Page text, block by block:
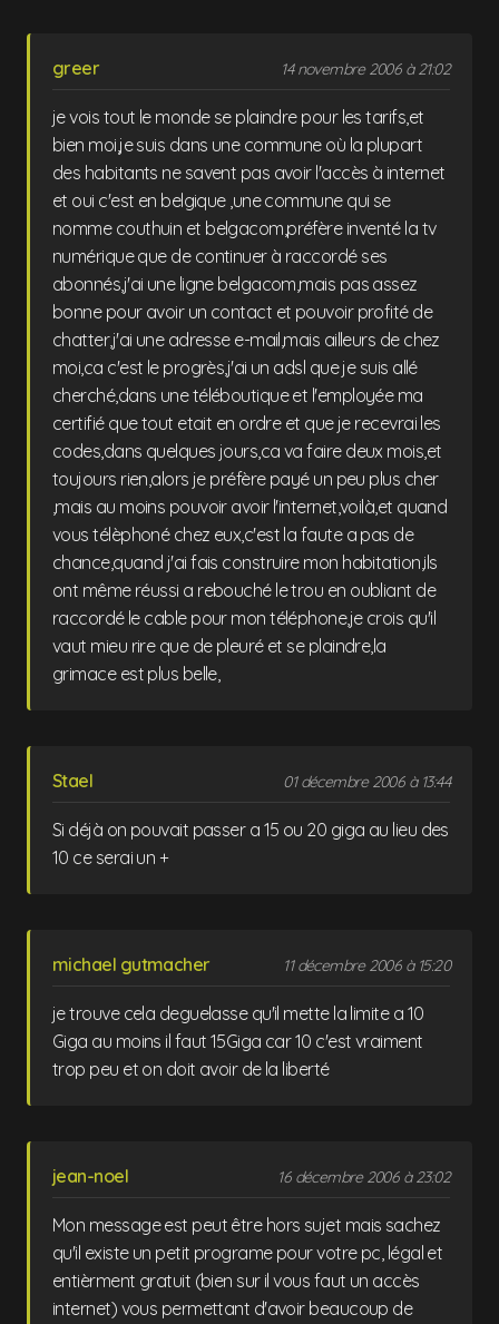
greer 14 novembre 2006 à 21:02
je vois tout le monde se plaindre pour les tarifs,et
bien moi,je suis dans une commune où la plupart
des habitants ne savent pas avoir l'accès à internet
et oui c'est en belgique ,une commune qui se
nomme couthuin et belgacom,préfère inventé la tv
numérique que de continuer à raccordé ses
abonnés,j'ai une ligne belgacom,mais pas assez
bonne pour avoir un contact et pouvoir profité de
chatter,j'ai une adresse e-mail,mais ailleurs de chez
moi,ca c'est le progrès,j'ai un adsl que je suis allé
cherché,dans une téléboutique et l'employée ma
certifié que tout etait en ordre et que je recevrai les
codes,dans quelques jours,ca va faire deux mois,et
toujours rien,alors je préfère payé un peu plus cher
,mais au moins pouvoir avoir l'internet,voilà,et quand
vous télèphoné chez eux,c'est la faute a pas de
chance,quand j'ai fais construire mon habitation,ils
ont même réussi a rebouché le trou en oubliant de
raccordé le cable pour mon téléphone,je crois qu'il
vaut mieu rire que de pleuré et se plaindre,la
grimace est plus belle,
Stael 01 décembre 2006 à 13:44
Si déjà on pouvait passer a 15 ou 20 giga au lieu des
10 ce serai un +
michael gutmacher 11 décembre 2006 à 15:20
je trouve cela deguelasse qu'il mette la limite a 10
Giga au moins il faut 15Giga car 10 c'est vraiment
trop peu et on doit avoir de la liberté
jean-noel 16 décembre 2006 à 23:02
Mon message est peut être hors sujet mais sachez
qu'il existe un petit programe pour votre pc, légal et
entièrment gratuit (bien sur il vous faut un accès
internet) vous permettant d'avoir beaucoup de